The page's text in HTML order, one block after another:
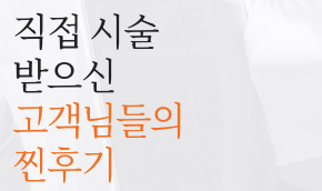
직접 시술
받으신
고객님들의
찐후기